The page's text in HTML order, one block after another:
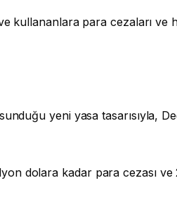
kullananlara para cezaları ve
yeni yasa tasarısıyla,
dolara kadar para cezası ve